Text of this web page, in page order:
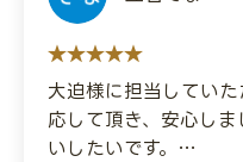
contacted this
They were very
for me.
They successfully
大迫様に担当してい
応して頂き、安心し
いしたいです。